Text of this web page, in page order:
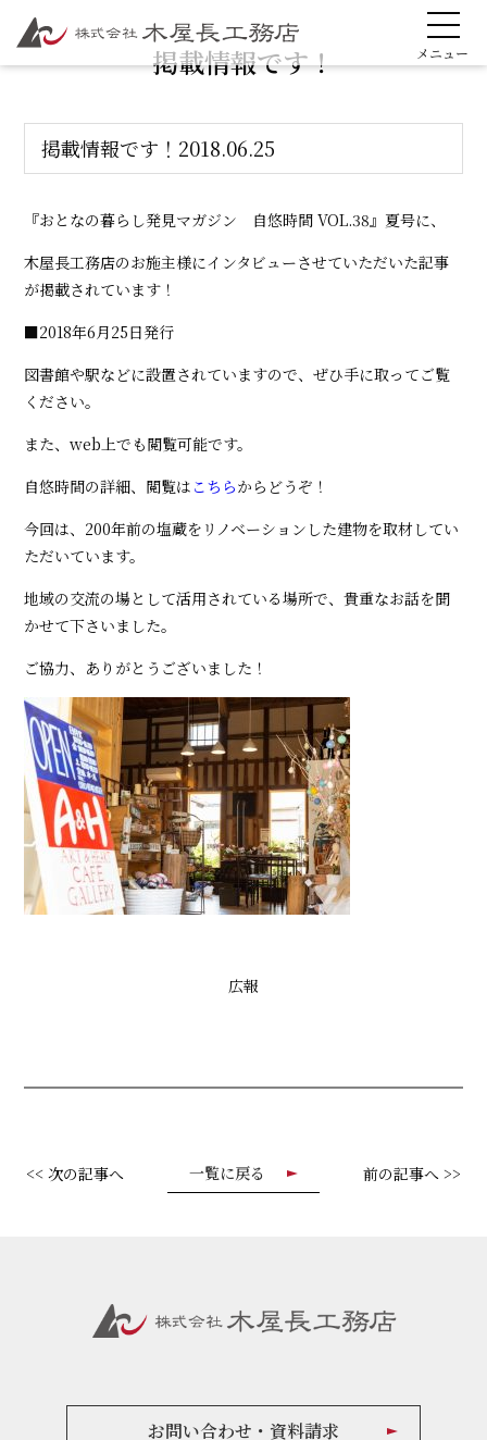
掲載情報です！
掲載情報です！ 2018.06.25
『おとなの暮らし発見マガジン 自悠時間 VOL.38』夏号に、
木屋長工務店のお施主様にインタビューさせていただいた記事
が掲載されています！
■2018年6月25日発行
図書館や駅などに設置されていますので、ぜひ手に取ってご覧
ください。
また、web上でも閲覧可能です。
自悠時間の詳細、閲覧は こちらからどうぞ！
今回は、200年前の塩蔵をリノベーションした建物を取材してい
ただいています。
地域の交流の場として活用されている場所で、貴重なお話を聞
かせて下さいました。
ご協力、ありがとうございました！
広報
<< 次の記事へ 一覧に戻る 前の記事へ >>
お問い合わせ・資料請求